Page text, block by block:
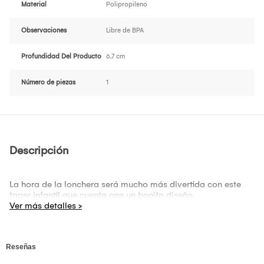
Material Polipropileno
Observaciones Libre de BPA
Profundidad Del Producto 6.7 cm
Número de piezas 1
Descripción
La hora de la lonchera será mucho más divertida con este
taper infantil que cuenta con un bonito diseño.